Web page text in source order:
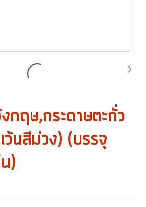
กฤษ,กระดาษตะกั่ว
ว้นสีม่วง) (บรรจุ
)